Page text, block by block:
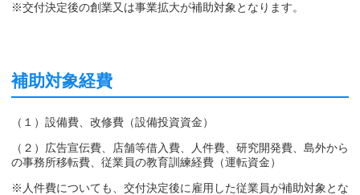
※交付決定後の創業又は事業拡大が補助対象となります。
補助対象経費
（１）設備費、改修費（設備投資資金）
（２）広告宣伝費、店舗等借入費、人件費、研究開発費、島外から
の事務所移転費、従業員の教育訓練経費（運転資金）
※人件費についても、交付決定後に雇用した従業員が補助対象とな